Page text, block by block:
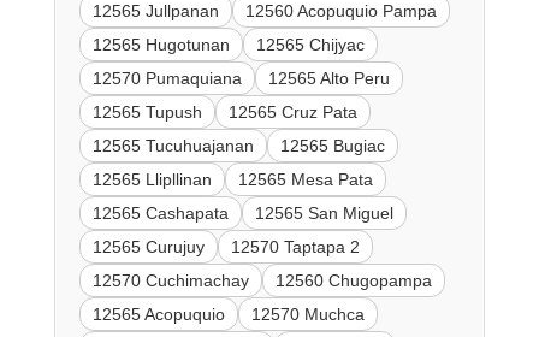
12565 Jullpanan
12560 Acopuquio Pampa
12565 Hugotunan
12565 Chijyac
12570 Pumaquiana
12565 Alto Peru
12565 Tupush
12565 Cruz Pata
12565 Tucuhuajanan
12565 Bugiac
12565 Llipllinan
12565 Mesa Pata
12565 Cashapata
12565 San Miguel
12565 Curujuy
12570 Taptapa 2
12570 Cuchimachay
12560 Chugopampa
12565 Acopuquio
12570 Muchca